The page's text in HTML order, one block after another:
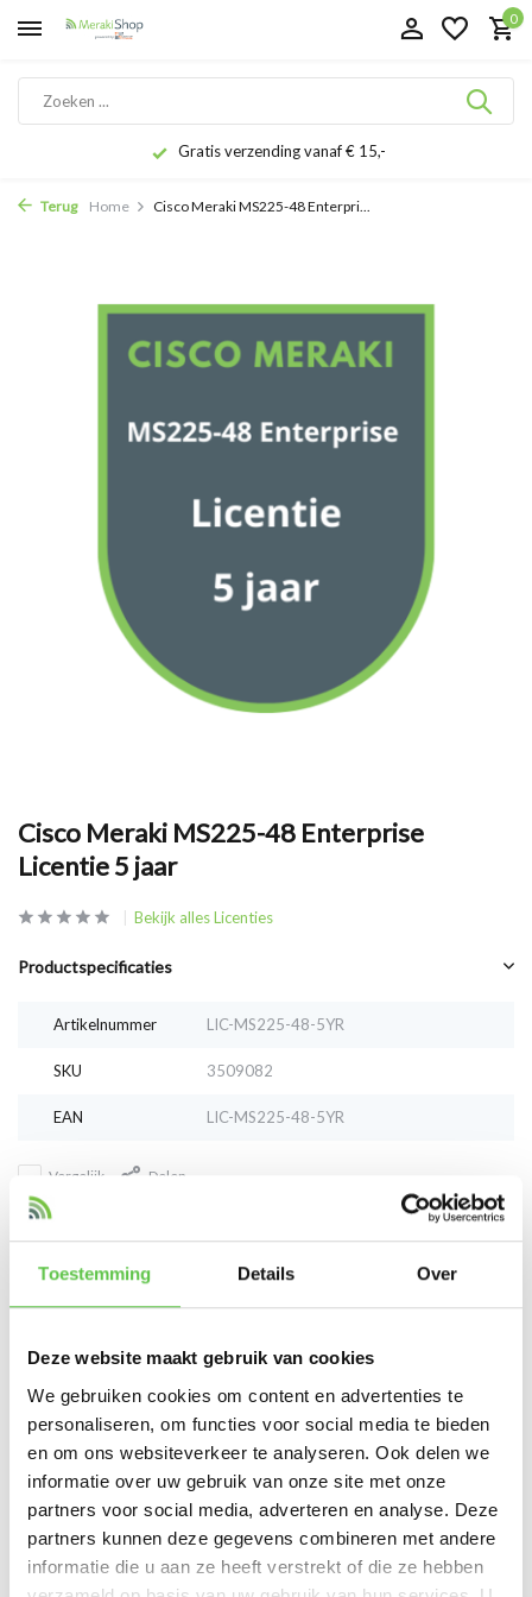
Toestemming Details Over
Deze website maakt gebruik van cookies
We gebruiken cookies om content en advertenties te
personaliseren, om functies voor social media te bieden
en om ons websiteverkeer te analyseren. Ook delen we
informatie over uw gebruik van onze site met onze
partners voor social media, adverteren en analyse. Deze
partners kunnen deze gegevens combineren met andere
informatie die u aan ze heeft verstrekt of die ze hebben
0
Gratis verzending vanaf € 15,-
Terug Home Cisco Meraki MS225-48 Enterpri...
Cisco Meraki MS225-48 Enterprise
Licentie 5 jaar
Bekijk alles Licenties
Productspecificaties
Artikelnummer LIC-MS225-48-5YR
SKU 3509082
EAN LIC-MS225-48-5YR
Vergelijk Delen
Reviews
Er zijn nog geen reviews geschreven over dit product..
Schrijf je eigen review
Tags
3509082 5 Year Enterprise License LIC-